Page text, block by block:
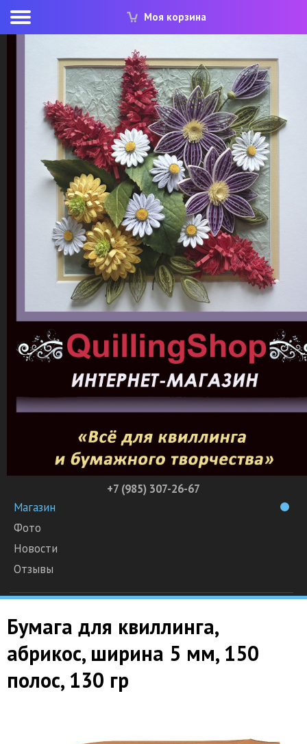
Моя корзина
+7 (985) 307-26-67
Магазин
Фото
Новости
Отзывы
Бумага для квиллинга,
абрикос, ширина 5 мм, 150
полос, 130 гр